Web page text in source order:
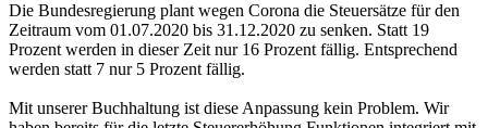
Die Bundesregierung plant wegen Corona die Steuersätze für den
Zeitraum vom 01.07.2020 bis 31.12.2020 zu senken. Statt 19
Prozent werden in dieser Zeit nur 16 Prozent fällig. Entsprechend
werden statt 7 nur 5 Prozent fällig.
Mit unserer Buchhaltung ist diese Anpassung kein Problem. Wir